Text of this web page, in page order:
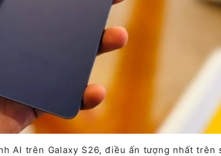
AI trên Galaxy S26, điều ấn tượng nhất trên